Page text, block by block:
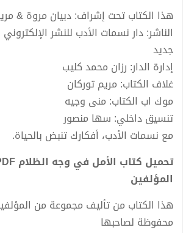
هذا الكتاب تحت إشراف: دبيان مروة &
الناشر: دار نسمات الأدب للنشر
جديد
إدارة الدار: رزان محمد كليب
غلاف الكتاب: مريم توركان
موك اب الكتاب: منى وجيه
تنسيق داخلي: سها منصور
مع نسمات الأدب، أفكارك تنبض بالحياة.
المؤلفين
هذا الكتاب من تأليف مجموعة من
محفوظة لصاحبها